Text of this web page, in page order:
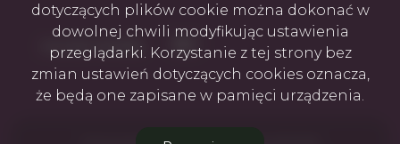
social media Facebook
Facebook
dotyczących plików cookie można dokonać w
dowolnej chwili modyfikując ustawienia
przeglądarki. Korzystanie z tej strony bez
zmian ustawień dotyczących cookies oznacza,
że będą one zapisane w pamięci urządzenia.